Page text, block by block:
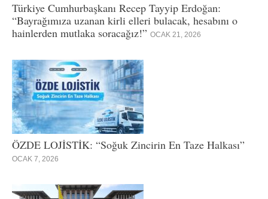
Türkiye Cumhurbaşkanı Recep Tayyip Erdoğan:
“Bayrağımıza uzanan kirli elleri bulacak, hesabını o
hainlerden mutlaka soracağız!” OCAK 21, 2026
ÖZDE LOJİSTİK: “Soğuk Zincirin En Taze Halkası”
OCAK 7, 2026